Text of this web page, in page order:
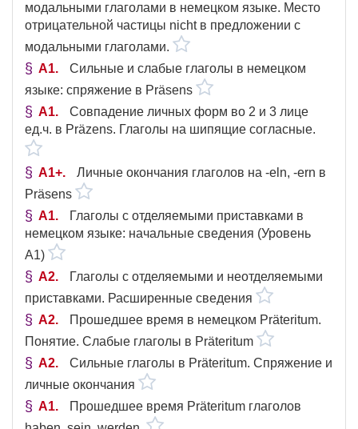
модальными глаголами в немецком языке. Место
отрицательной частицы nicht в предложении с
модальными глаголами.
A1
Сильные и слабые глаголы в немецком
языке: спряжение в Präsens
A1
Совпадение личных форм во 2 и 3 лице
ед.ч. в Präzens. Глаголы на шипящие согласные.
A1+
Личные окончания глаголов на -eln, -ern в
Präsens
A1
Глаголы с отделяемыми приставками в
немецком языке: начальные сведения (Уровень
A1)
A2
Глаголы с отделяемыми и неотделяемыми
приставками. Расширенные сведения
A2
Прошедшее время в немецком Präteritum.
Понятие. Слабые глаголы в Präteritum
A2
Сильные глаголы в Präteritum. Спряжение и
личные окончания
A1
Прошедшее время Präteritum глаголов